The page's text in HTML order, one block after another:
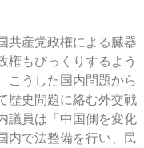
共産党政権による臓器
権もびっくりするよう
こうした国内問題から
歴史問題に絡む外交戦
議員は「中国側を変化
内で法整備を行い、民